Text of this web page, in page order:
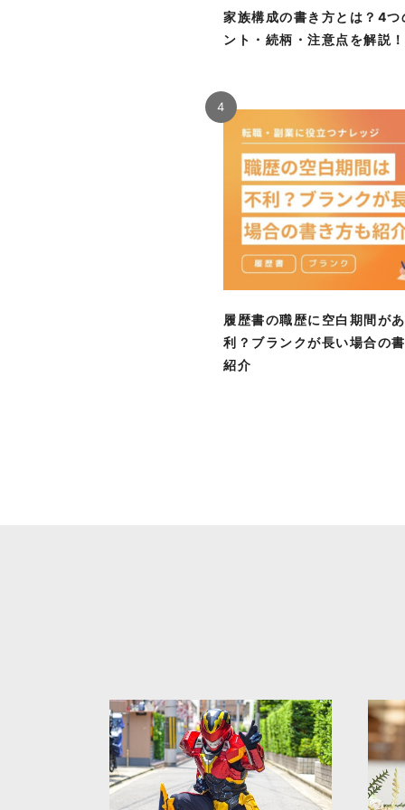
家族構成の書き方とは？4つ
ント・続柄・注意点を解説！
履歴書の職歴に空白期間が
利？ブランクが長い場合の
紹介
4